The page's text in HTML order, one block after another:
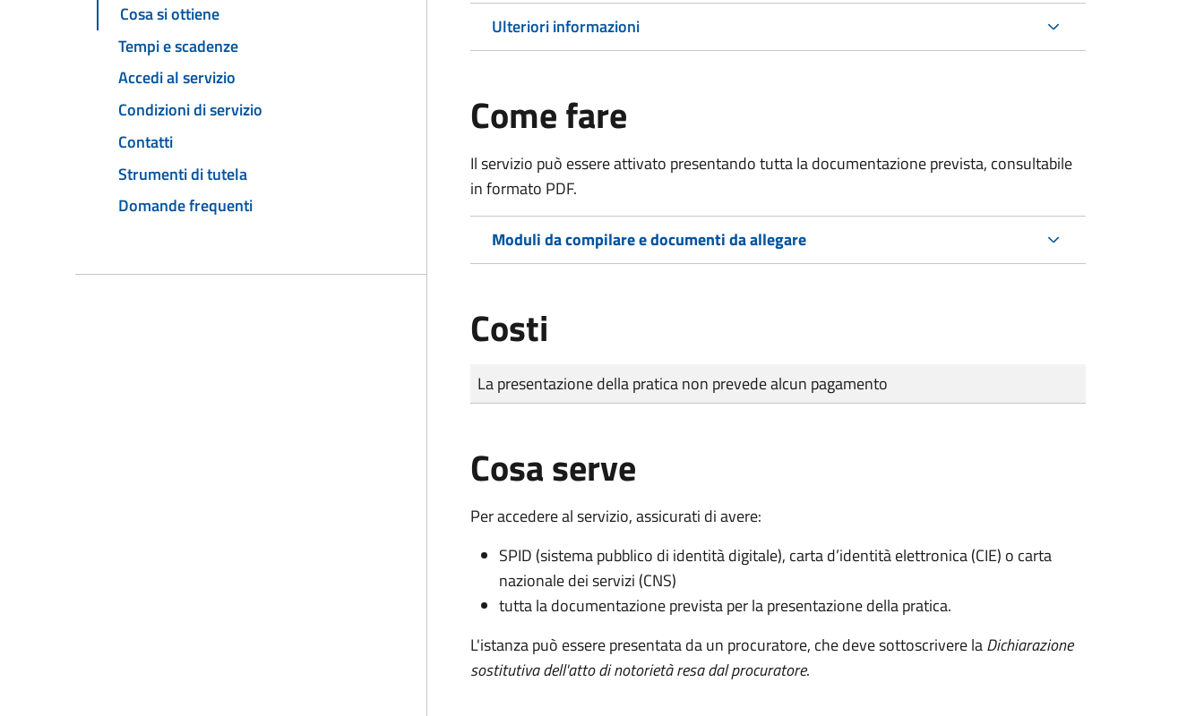
Cosa si ottiene
Tempi e scadenze
Accedi al servizio
Condizioni di servizio
Contatti
Strumenti di tutela
Domande frequenti
Ulteriori informazioni
Come fare
Il servizio può essere attivato presentando tutta la documentazione prevista, consultabile
in formato PDF.
Moduli da compilare e documenti da allegare
Costi
Tipo di pagamento
Importo
La presentazione della pratica non prevede alcun pagamento
Cosa serve
Per accedere al servizio, assicurati di avere:
SPID (sistema pubblico di identità digitale), carta d’identità elettronica (CIE) o carta
nazionale dei servizi (CNS)
tutta la documentazione prevista per la presentazione della pratica.
L'istanza può essere presentata da un procuratore, che deve sottoscrivere laDichiarazione
sostitutiva dell'atto di notorietà resa dal procuratore.